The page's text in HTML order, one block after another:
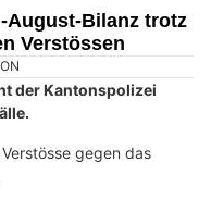
August-Bilanz trotz
Verstössen
der Kantonspolizei
gegen das